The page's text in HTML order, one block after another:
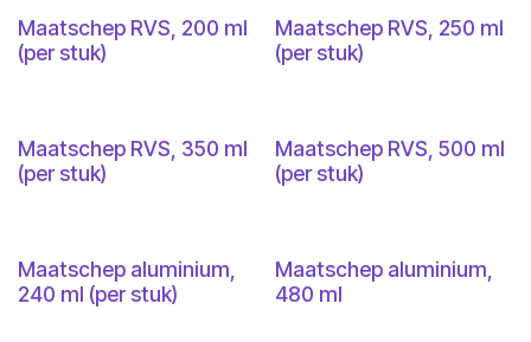
Maatschep RVS, 200 ml
(per stuk)
Maatschep RVS, 250 ml
(per stuk)
Maatschep RVS, 350 ml
(per stuk)
Maatschep RVS, 500 ml
(per stuk)
Maatschep aluminium,
240 ml (per stuk)
Maatschep aluminium,
480 ml